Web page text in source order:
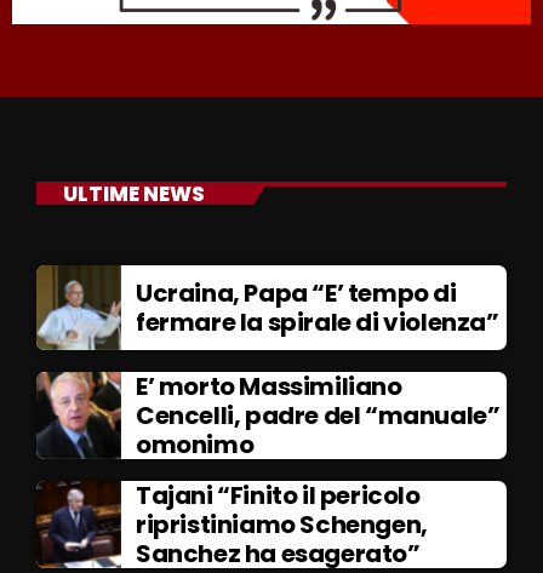
ULTIME NEWS
Ucraina, Papa “E’ tempo di
fermare la spirale di violenza”
E’ morto Massimiliano
Cencelli, padre del “manuale”
omonimo
Tajani “Finito il pericolo
ripristiniamo Schengen,
Sanchez ha esagerato”